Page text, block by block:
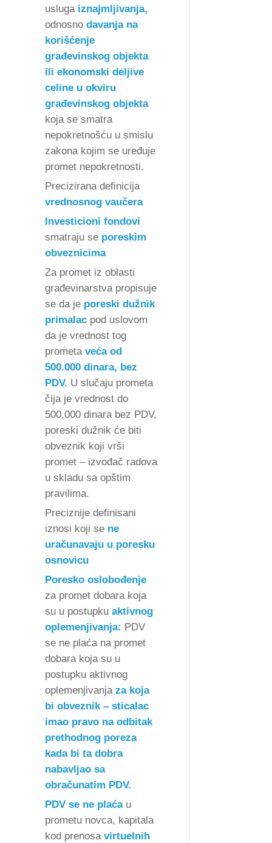
usluga iznajmljivanja,
odnosno davanja na
korišćenje
građevinskog objekta
ili ekonomski deljive
celine u okviru
građevinskog objekta
koja se smatra
nepokretnošću u smislu
zakona kojim se uređuje
promet nepokretnosti.
Precizirana definicija
vrednosnog vaučera
Investicioni fondovi
smatraju se poreskim
obveznicima
Za promet iz oblasti
građevinarstva propisuje
se da je poreski dužnik
primalac pod uslovom
da je vrednost tog
prometa veća od
500.000 dinara, bez
PDV. U slučaju prometa
čija je vrednost do
500.000 dinara bez PDV,
poreski dužnik će biti
obveznik koji vrši
promet – izvođač radova
u skladu sa opštim
pravilima.
Preciznije definisani
iznosi koji se ne
uračunavaju u poresku
osnovicu
Poresko oslobođenje
za promet dobara koja
su u postupku aktivnog
oplemenjivanja: PDV
se ne plaća na promet
dobara koja su u
postupku aktivnog
oplemenjivanja za koja
bi obveznik – sticalac
imao pravo na odbitak
prethodnog poreza
kada bi ta dobra
nabavljao sa
obračunatim PDV.
PDV se ne plaćau
prometu novca, kapitala
kod prenosa virtuelnih